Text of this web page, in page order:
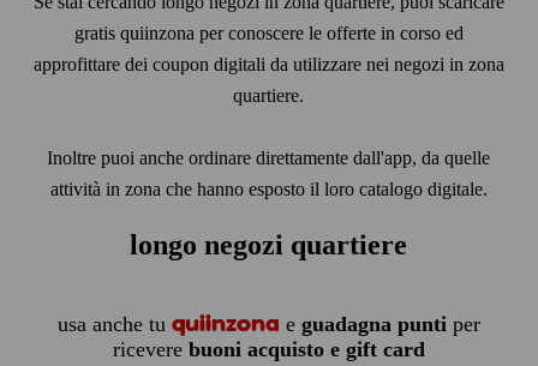
gratis quiinzona per conoscere le offerte in corso ed
approfittare dei coupon digitali da utilizzare nei negozi in zona
quartiere.
Inoltre puoi anche ordinare direttamente dall'app, da quelle
attività in zona che hanno esposto il loro catalogo digitale.
longo negozi quartiere
usa anche tu quiinzona e guadagna puntiper
ricevere buoni acquisto e gift card